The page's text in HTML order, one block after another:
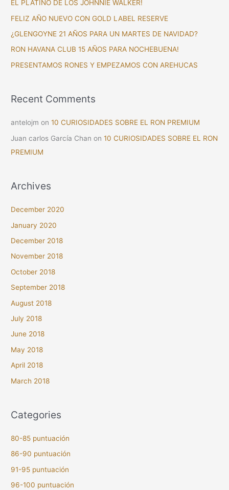
o
r
:
EL PLATINO DE LOS JOHNNIE WALKER!
FELIZ AÑO NUEVO CON GOLD LABEL RESERVE
¿GLENGOYNE 21 AÑOS PARA UN MARTES DE NAVIDAD?
RON HAVANA CLUB 15 AÑOS PARA NOCHEBUENA!
PRESENTAMOS RONES Y EMPEZAMOS CON AREHUCAS
Recent Comments
antelojm on10 CURIOSIDADES SOBRE EL RON PREMIUM
Juan carlos García Chan on10 CURIOSIDADES SOBRE EL RON
PREMIUM
Archives
December 2020
January 2020
December 2018
November 2018
October 2018
September 2018
August 2018
July 2018
June 2018
May 2018
April 2018
March 2018
Categories
80-85 puntuación
86-90 puntuación
91-95 puntuación
96-100 puntuación